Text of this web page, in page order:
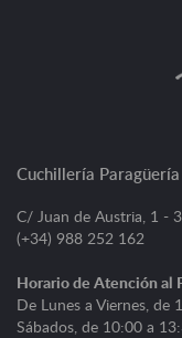
Cuchillería
C/ Juan de Austria, 1 -
(+34) 988 252 162
Horario de Atención al
De Lunes a Viernes,
Sábados, de 10:00 a